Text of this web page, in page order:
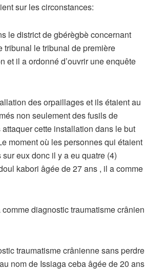
sur les circonstances:
le district de gbérègbè concernant
tribunal le tribunal de première
et il a ordonné d’ouvrir une enquête
des orpaillages et ils étaient au
non seulement des fusils de
cette installation dans le but
moment où les personnes qui étaient
eux donc il y a eu quatre (4)
kabori âgée de 27 ans , il a comme
diagnostic traumatisme crânien
traumatisme crânienne sans perdre
nom de Issiaga ceba âgée de 20 ans